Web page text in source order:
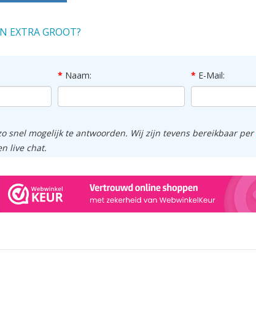
EXTRA GROOT?
Naam:
E-Mail:
snel mogelijk te antwoorden. Wij zijn tevens bereikbaar per
live chat.